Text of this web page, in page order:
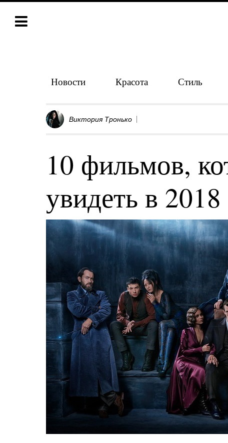
Новости Красота Стиль
Виктория Тронько
10 фильмов,
увидеть в